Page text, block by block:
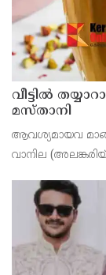
വീട്ടിൽ
മസ്താനി
ആവശ്യമായവ
വാനില